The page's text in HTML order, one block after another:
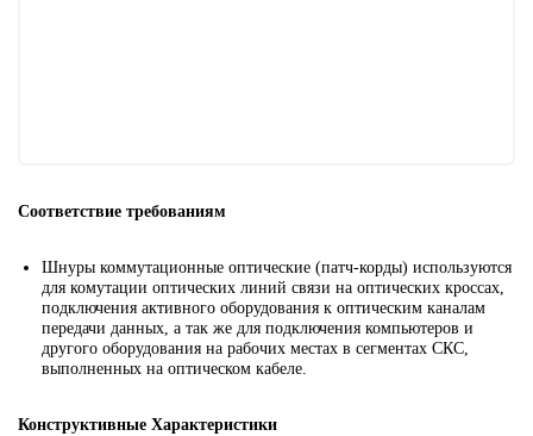
Соответствие требованиям
Шнуры коммутационные оптические (патч-корды) используются
для комутации оптических линий связи на оптических кроссах,
подключения активного оборудования к оптическим каналам
передачи данных, а так же для подключения компьютеров и
другого оборудования на рабочих местах в сегментах СКС,
выполненных на оптическом кабеле.
Конструктивные Характеристики